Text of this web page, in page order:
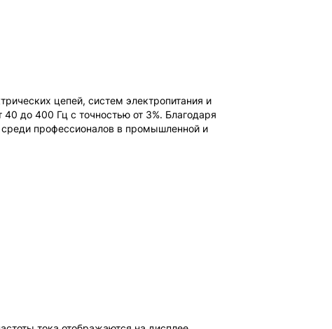
цепей, систем электропитания и
до 400 Гц с точностью от 3%. Благодаря
профессионалов в промышленной и